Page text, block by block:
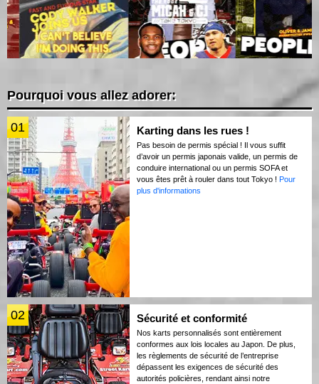
Pourquoi vous allez adorer:
01 Karting dans les rues !
Pas besoin de permis spécial ! Il vous suffit
d’avoir un permis japonais valide, un permis de
conduire international ou un permis SOFA et
vous êtes prêt à rouler dans tout Tokyo ! Pour
plus d'informations
02 Sécurité et conformité
Nos karts personnalisés sont entièrement
conformes aux lois locales au Japon. De plus,
les règlements de sécurité de l’entreprise
dépassent les exigences de sécurité des
autorités policières, rendant ainsi notre